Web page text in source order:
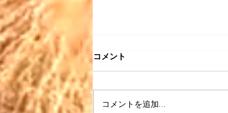
コメント
コメントを追加…